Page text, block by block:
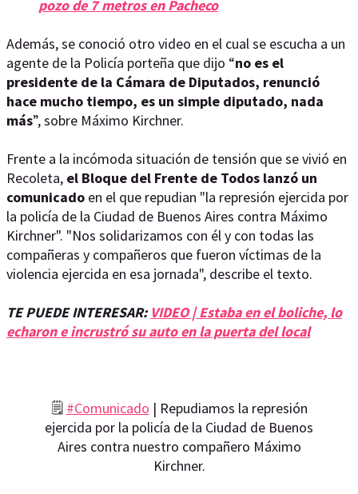
pozo de 7 metros en Pacheco
Además, se conoció otro video en el cual se escucha a un
agente de la Policía porteña que dijo “no es el
presidente de la Cámara de Diputados, renunció
hace mucho tiempo, es un simple diputado, nada
más”, sobre Máximo Kirchner.
Frente a la incómoda situación de tensión que se vivió en
Recoleta, el Bloque del Frente de Todos lanzó un
comunicado en el que repudian "la represión ejercida por
la policía de la Ciudad de Buenos Aires contra Máximo
Kirchner". "Nos solidarizamos con él y con todas las
compañeras y compañeros que fueron víctimas de la
violencia ejercida en esa jornada", describe el texto.
TE PUEDE INTERESAR: VIDEO | Estaba en el boliche, lo
echaron e incrustró su auto en la puerta del local
🗒 #Comunicado | Repudiamos la represión
ejercida por la policía de la Ciudad de Buenos
Aires contra nuestro compañero Máximo
Kirchner.